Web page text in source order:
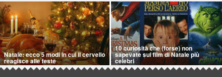
Natale: ecco 5 modi in cui il cervello
reagisce alle feste
10 curiosità che (forse) non
sapevate sui film di Natale più
celebri